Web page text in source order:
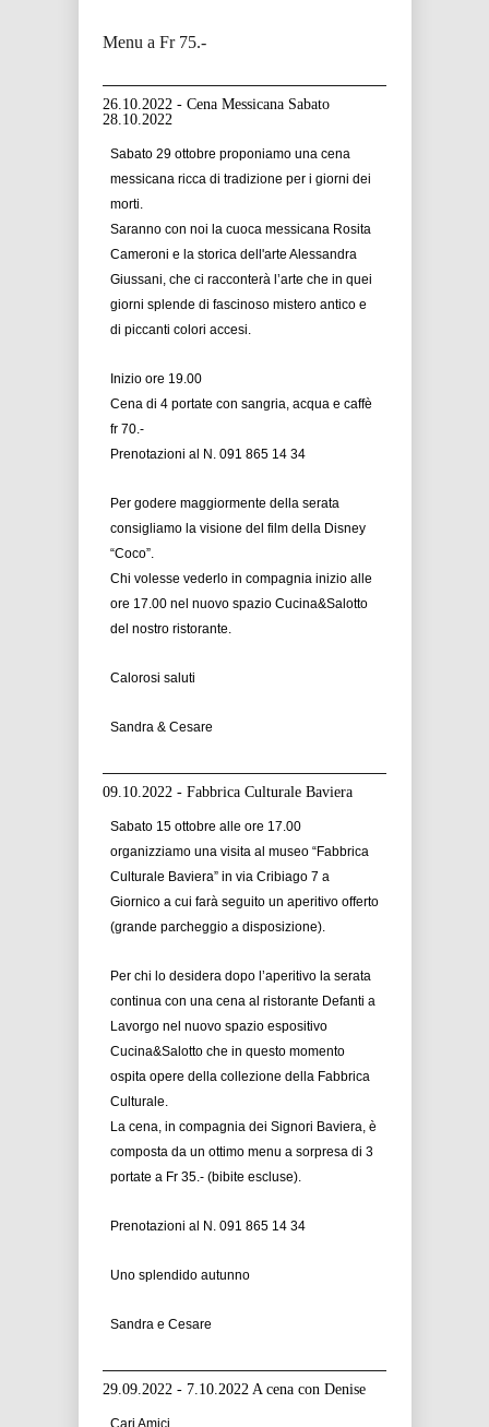
Menu a Fr 75.-
26.10.2022 - Cena Messicana Sabato
28.10.2022
Sabato 29 ottobre proponiamo una cena
messicana ricca di tradizione per i giorni dei
morti.
Saranno con noi la cuoca messicana Rosita
Cameroni e la storica dell'arte Alessandra
Giussani, che ci racconterà l’arte che in quei
giorni splende di fascinoso mistero antico e
di piccanti colori accesi.
Inizio ore 19.00
Cena di 4 portate con sangria, acqua e caffè
fr 70.-
Prenotazioni al N. 091 865 14 34
Per godere maggiormente della serata
consigliamo la visione del film della Disney
“Coco”.
Chi volesse vederlo in compagnia inizio alle
ore 17.00 nel nuovo spazio Cucina&Salotto
del nostro ristorante.
Calorosi saluti
Sandra & Cesare
09.10.2022 - Fabbrica Culturale Baviera
Sabato 15 ottobre alle ore 17.00
organizziamo una visita al museo “Fabbrica
Culturale Baviera” in via Cribiago 7 a
Giornico a cui farà seguito un aperitivo offerto
(grande parcheggio a disposizione).
Per chi lo desidera dopo l’aperitivo la serata
continua con una cena al ristorante Defanti a
Lavorgo nel nuovo spazio espositivo
Cucina&Salotto che in questo momento
ospita opere della collezione della Fabbrica
Culturale.
La cena, in compagnia dei Signori Baviera, è
composta da un ottimo menu a sorpresa di 3
portate a Fr 35.- (bibite escluse).
Prenotazioni al N. 091 865 14 34
Uno splendido autunno
Sandra e Cesare
29.09.2022 - 7.10.2022 A cena con Denise
Cari Amici,